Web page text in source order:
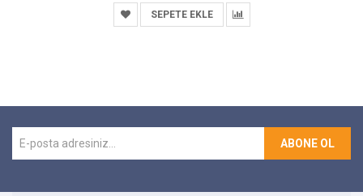
SEPETE EKLE
ABONE OL